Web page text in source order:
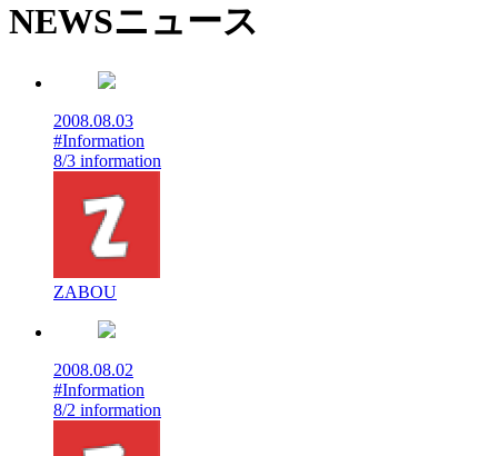
NEWSニュース
2008.08.03
#Information
8/3 information
ZABOU
2008.08.02
#Information
8/2 information